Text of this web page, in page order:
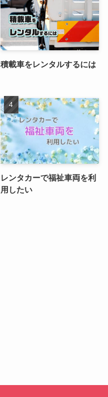
積載車をレンタルするには
レンタカーで福祉車両を利
用したい